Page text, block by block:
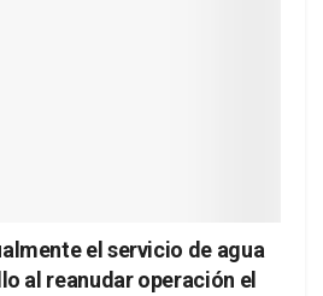
el servicio de agua
al reanudar operación el